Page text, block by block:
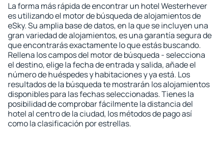
La forma más rápida de encontrar un hotel Westerhever
es utilizando el motor de búsqueda de alojamientos de
eSky. Su amplia base de datos, en la que se incluyen una
gran variedad de alojamientos, es una garantía segura de
que encontrarás exactamente lo que estás buscando.
Rellena los campos del motor de búsqueda - selecciona
el destino, elige la fecha de entrada y salida, añade el
número de huéspedes y habitaciones y ya está. Los
resultados de la búsqueda te mostrarán los alojamientos
disponibles para las fechas seleccionadas. Tienes la
posibilidad de comprobar fácilmente la distancia del
hotel al centro de la ciudad, los métodos de pago así
como la clasificación por estrellas.